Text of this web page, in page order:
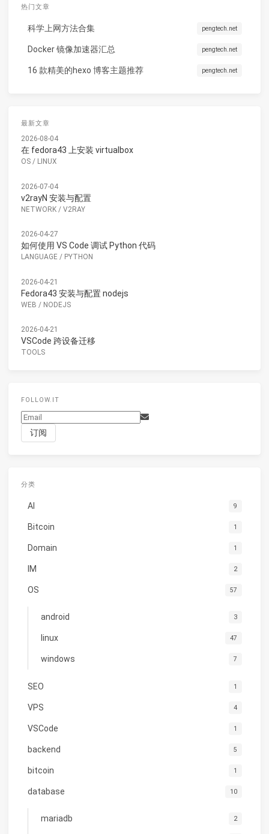
热门文章
科学上网方法合集 pengtech.net
Docker 镜像加速器汇总 pengtech.net
16 款精美的hexo 博客主题推荐 pengtech.net
最新文章
2026-08-04
在 fedora43 上安装 virtualbox
OS / LINUX
2026-07-04
v2rayN 安装与配置
NETWORK / V2RAY
2026-04-27
如何使用 VS Code 调试 Python 代码
LANGUAGE / PYTHON
2026-04-21
Fedora43 安装与配置 nodejs
WEB / NODEJS
2026-04-21
VSCode 跨设备迁移
TOOLS
FOLLOW.IT
分类
AI 9
Bitcoin 1
Domain 1
IM 2
OS 57
android 3
linux 47
windows 7
SEO 1
VPS 4
VSCode 1
backend 5
bitcoin 1
database 10
mariadb 2